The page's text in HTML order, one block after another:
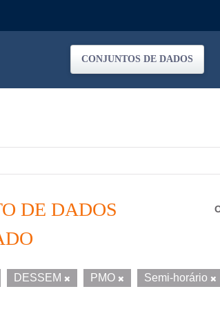
CONJUNTOS DE DADOS
DE DADOS
DESSEM PMO Semi-horário